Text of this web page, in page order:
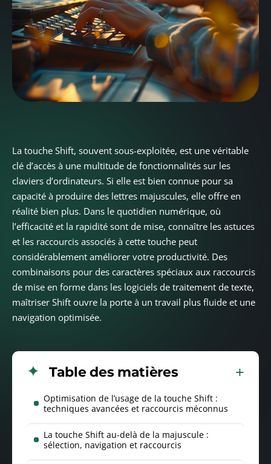
La touche Shift, souvent sous-exploitée, est une véritable
clé d’accès à une multitude de fonctionnalités sur les
claviers d’ordinateurs. Si elle est bien connue pour sa
capacité à produire des lettres majuscules, elle offre en
réalité bien plus. Dans le quotidien numérique, où
l’efficacité et la rapidité sont de mise, connaître les astuces
et les raccourcis associés à cette touche peut
considérablement améliorer votre productivité. Des
combinaisons pour des caractères spéciaux aux raccourcis
de mise en forme dans les logiciels de traitement de texte,
maîtriser Shift ouvre la porte à un travail plus fluide et une
navigation optimisée.
Table des matières
Optimisation de l’usage de la touche Shift :
techniques avancées et raccourcis méconnus
La touche Shift au-delà de la majuscule :
sélection, navigation et raccourcis